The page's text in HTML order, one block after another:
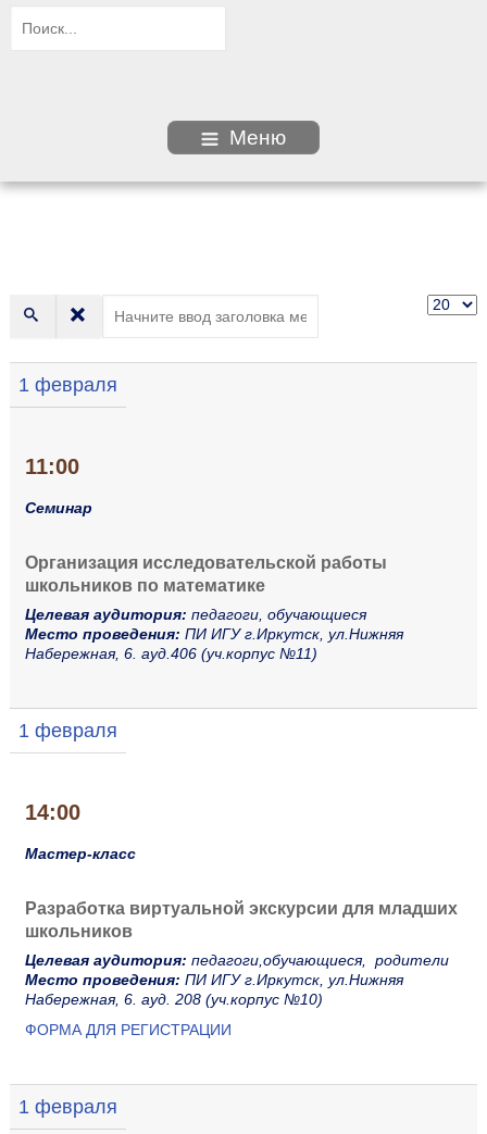
Меню
1 февраля
11:00
Семинар
Организация исследовательской работы
школьников по математике
Целевая аудитория: педагоги, обучающиеся
Место проведения: ПИ ИГУ г.Иркутск, ул.Нижняя
Набережная, 6. ауд.406 (уч.корпус №11)
1 февраля
14:00
Мастер-класс
Разработка виртуальной экскурсии для младших
школьников
Целевая аудитория: педагоги,обучающиеся, родители
Место проведения: ПИ ИГУ г.Иркутск, ул.Нижняя
Набережная, 6. ауд. 208 (уч.корпус №10)
ФОРМА ДЛЯ РЕГИСТРАЦИИ
1 февраля